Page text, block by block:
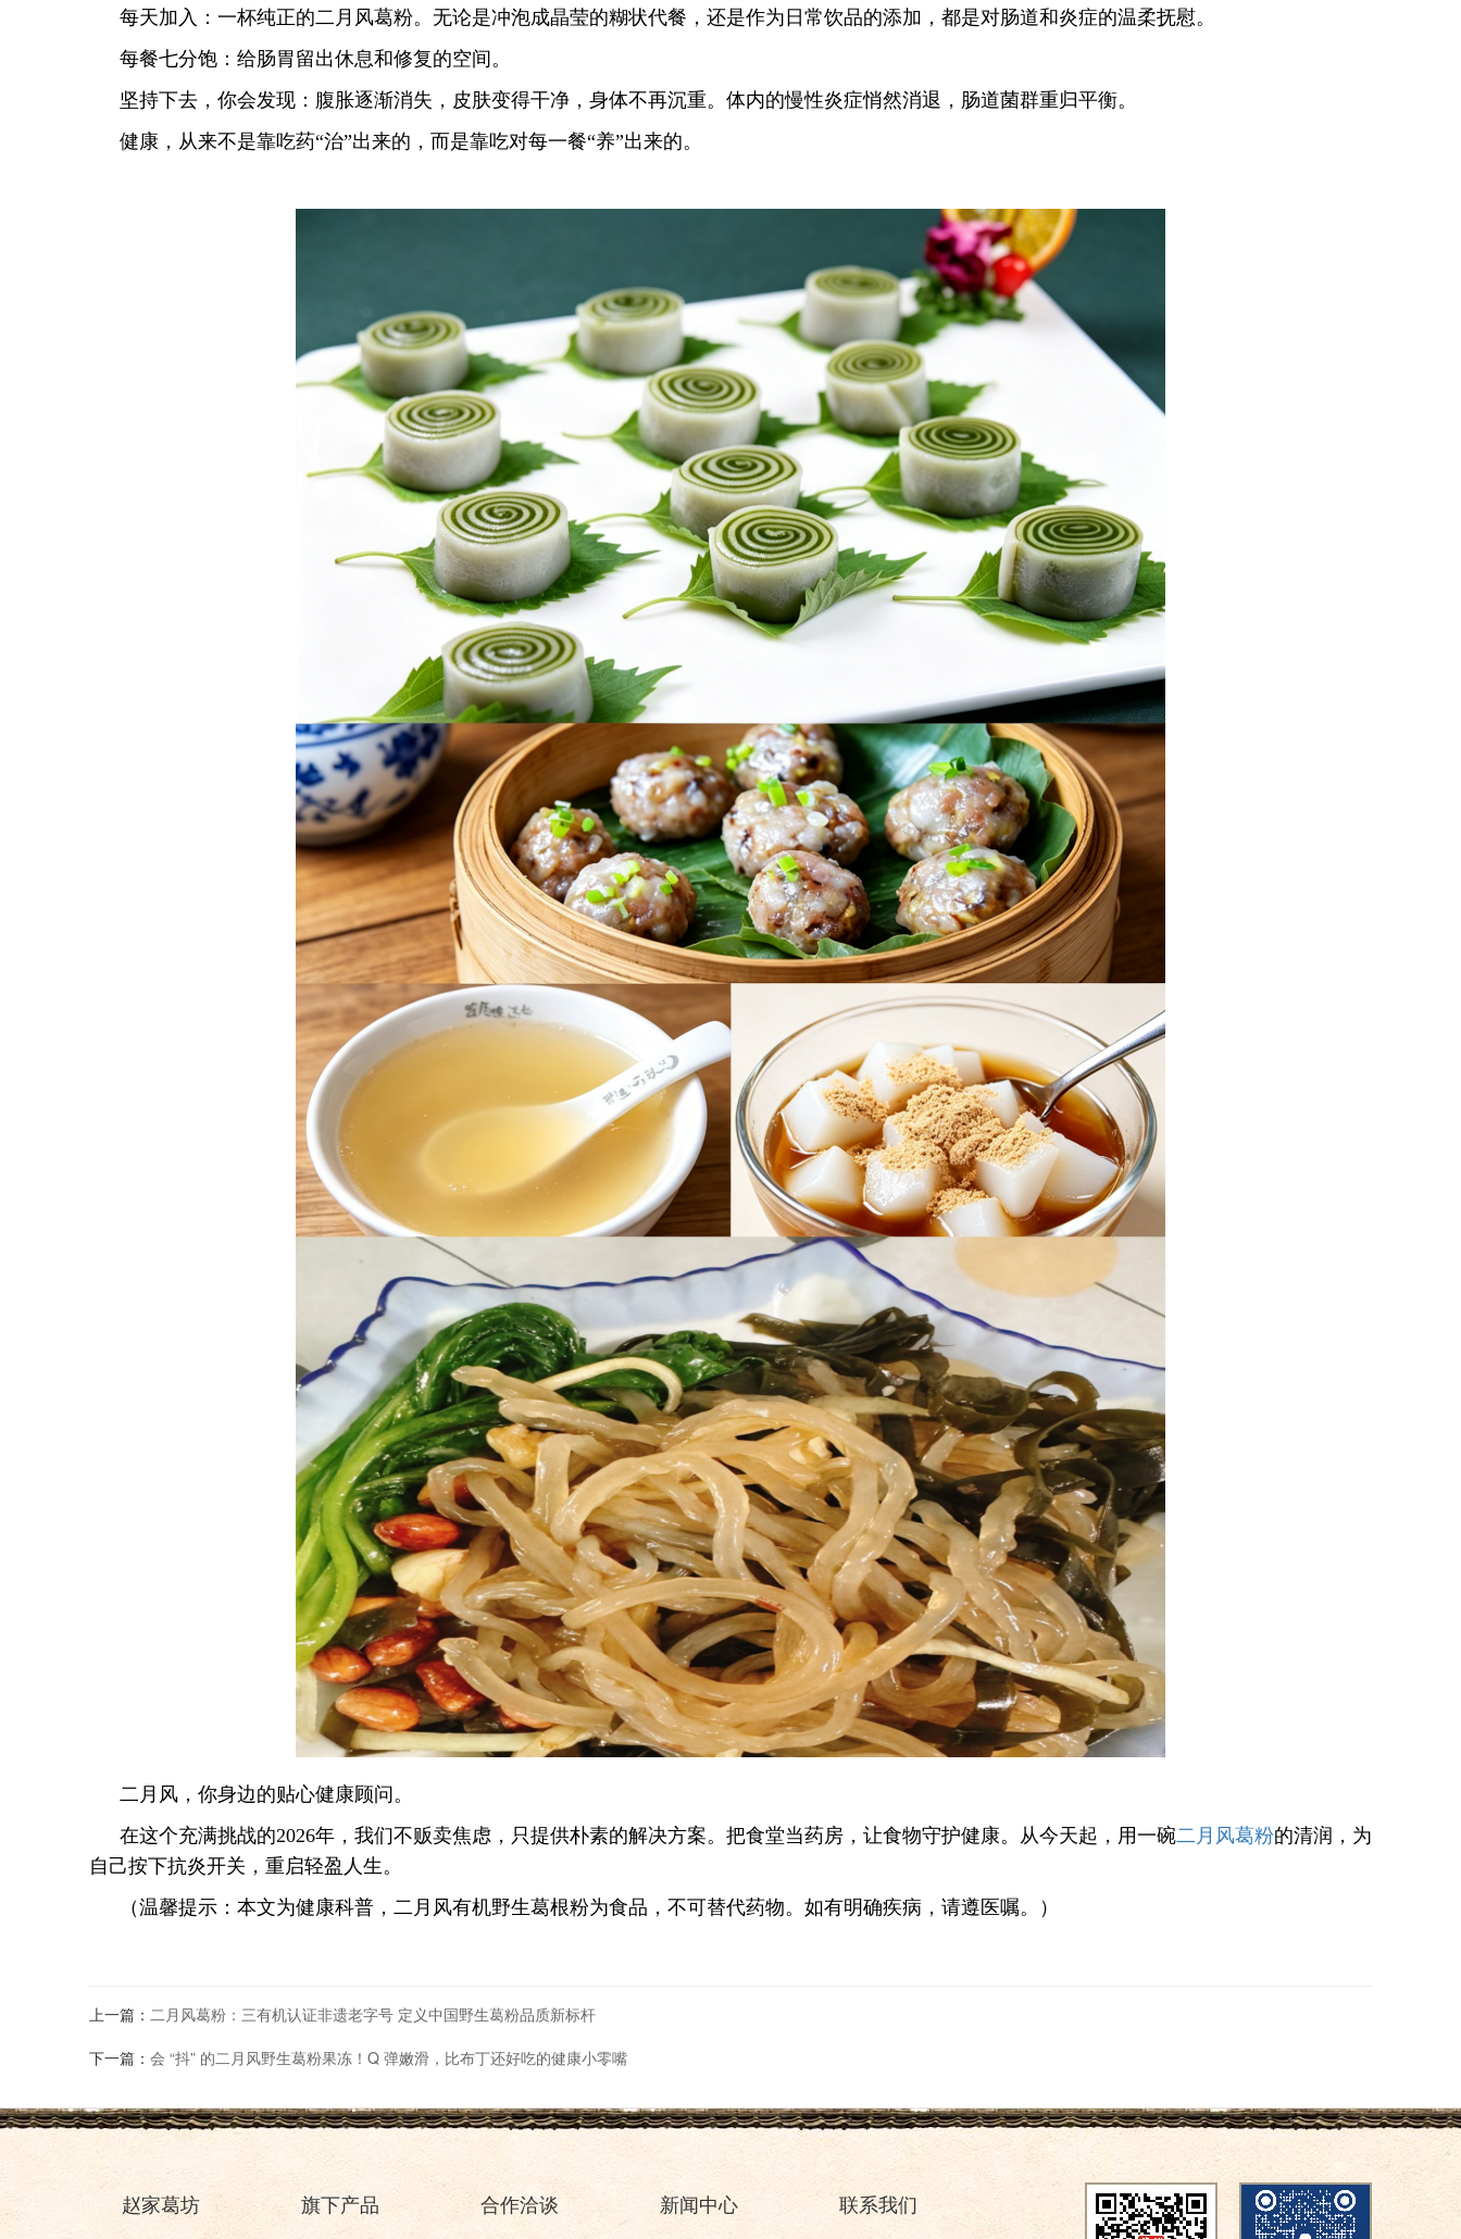
每天加入：一杯纯正的二月风葛粉。无论是冲泡成晶莹的糊状代餐，还是作为日常饮品的添加，都是对肠道和炎症的温柔抚慰。
每餐七分饱：给肠胃留出休息和修复的空间。
坚持下去，你会发现：腹胀逐渐消失，皮肤变得干净，身体不再沉重。体内的慢性炎症悄然消退，肠道菌群重归平衡。
健康，从来不是靠吃药“治”出来的，而是靠吃对每一餐“养”出来的。
二月风，你身边的贴心健康顾问。
在这个充满挑战的2026年，我们不贩卖焦虑，只提供朴素的解决方案。把食堂当药房，让食物守护健康。从今天起，用一碗二月风葛粉的清润，为
自己按下抗炎开关，重启轻盈人生。
（温馨提示：本文为健康科普，二月风有机野生葛根粉为食品，不可替代药物。如有明确疾病，请遵医嘱。）
上一篇： 二月风葛粉：三有机认证非遗老字号 定义中国野生葛粉品质新标杆
下一篇： 会 “抖” 的二月风野生葛粉果冻！Q 弹嫩滑，比布丁还好吃的健康小零嘴
赵家葛坊 旗下产品 合作洽谈 新闻中心 联系我们